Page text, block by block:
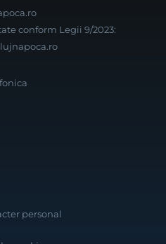
conform Legii 9/2023:
personal